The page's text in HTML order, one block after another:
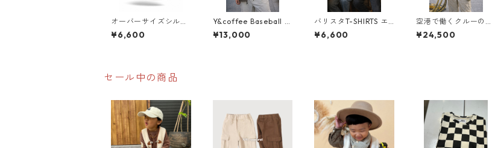
オーバーサイズシルエ
ット LOS ANGELES
BUS STOP PHOTO TE
セックス）
¥6,600
Y&coffee Baseball Cl
ub ナイロンジャケッ
ト
¥13,000
バリスタT-SHIRTS エ
スプレッソマシン 極
厚 ヘビーウェイト
¥6,600
空港で働くクルーのよ
うに。 街で着る、ハワ
イのユニフォーム。
¥24,500
セール中の商品